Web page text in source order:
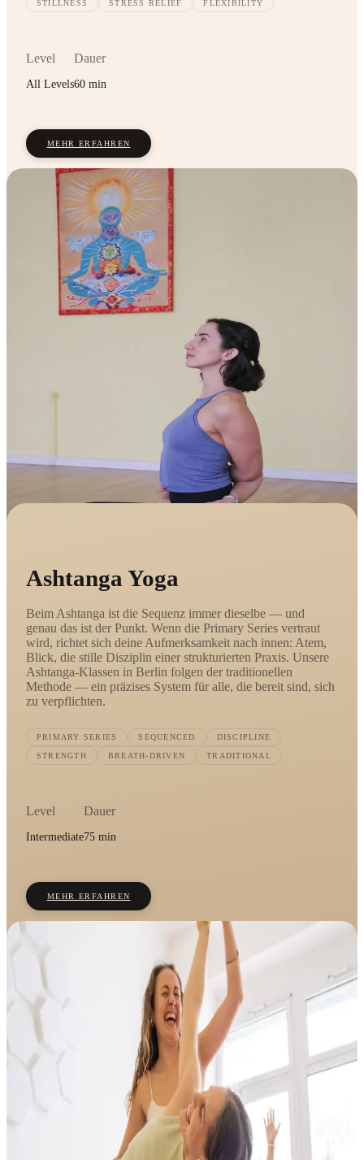
STILLNESS STRESS RELIEF FLEXIBILITY
Level
All Levels
Dauer
60 min
MEHR ERFAHREN
Ashtanga Yoga
Beim Ashtanga ist die Sequenz immer dieselbe — und
genau das ist der Punkt. Wenn die Primary Series vertraut
wird, richtet sich deine Aufmerksamkeit nach innen: Atem,
Blick, die stille Disziplin einer strukturierten Praxis. Unsere
Ashtanga-Klassen in Berlin folgen der traditionellen
Methode — ein präzises System für alle, die bereit sind, sich
zu verpflichten.
PRIMARY SERIES SEQUENCED DISCIPLINE
STRENGTH BREATH-DRIVEN TRADITIONAL
Level
Intermediate
Dauer
75 min
MEHR ERFAHREN